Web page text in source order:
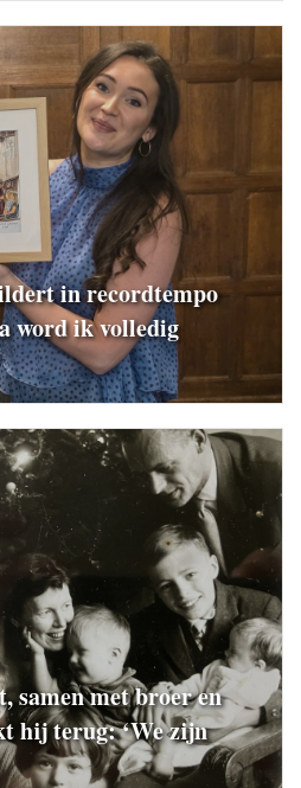
in recordtempo
word ik volledig
samen met broer en
hij terug: ‘We zijn